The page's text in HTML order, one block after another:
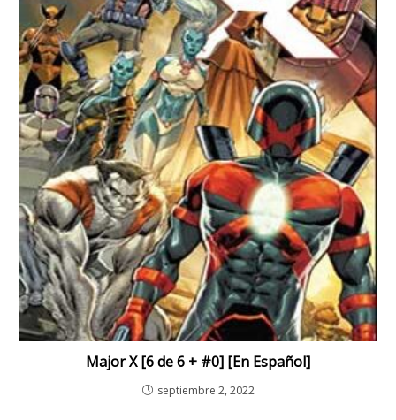
Major X [6 de 6 + #0] [En Español]
septiembre 2, 2022